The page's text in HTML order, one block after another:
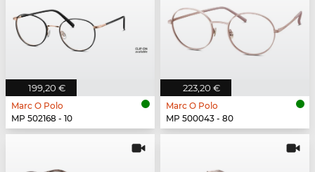
199,20 €
Marc O Polo
MP 502168 - 10
223,20 €
Marc O Polo
MP 500043 - 80